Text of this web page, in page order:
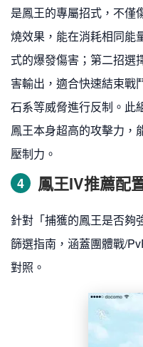
是鳳王的專屬招式，不僅
燒效果，能在消耗相同能
式的爆發傷害；第二招選
害輸出，適合快速結束戰
石系等威脅進行反制。此
鳳王本身超高的攻擊力，
壓制力。
4 鳳王IV推薦配
針對「捕獲的鳳王是否夠
篩選指南，涵蓋團體戰/
對照。